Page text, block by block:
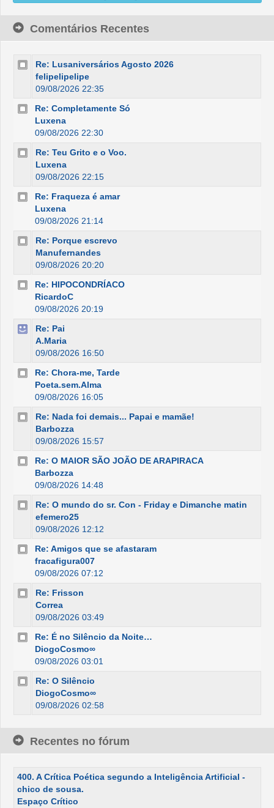
Comentários Recentes
Re: Lusaniversários Agosto 2026
felipelipelipe
09/08/2026 22:35
Re: Completamente Só
Luxena
09/08/2026 22:30
Re: Teu Grito e o Voo.
Luxena
09/08/2026 22:15
Re: Fraqueza é amar
Luxena
09/08/2026 21:14
Re: Porque escrevo
Manufernandes
09/08/2026 20:20
Re: HIPOCONDRÍACO
RicardoC
09/08/2026 20:19
Re: Pai
A.Maria
09/08/2026 16:50
Re: Chora-me, Tarde
Poeta.sem.Alma
09/08/2026 16:05
Re: Nada foi demais... Papai e mamãe!
Barbozza
09/08/2026 15:57
Re: O MAIOR SÃO JOÃO DE ARAPIRACA
Barbozza
09/08/2026 14:48
Re: O mundo do sr. Con - Friday e Dimanche matin
efemero25
09/08/2026 12:12
Re: Amigos que se afastaram
fracafigura007
09/08/2026 07:12
Re: Frisson
Correa
09/08/2026 03:49
Re: É no Silêncio da Noite…
DiogoCosmo∞
09/08/2026 03:01
Re: O Silêncio
DiogoCosmo∞
09/08/2026 02:58
Recentes no fórum
400. A Crítica Poética segundo a Inteligência Artificial -
chico de sousa.
Espaço Crítico